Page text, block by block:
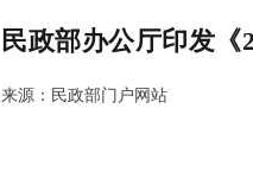
民政部办公厅印发《
来源：民政部门户网站